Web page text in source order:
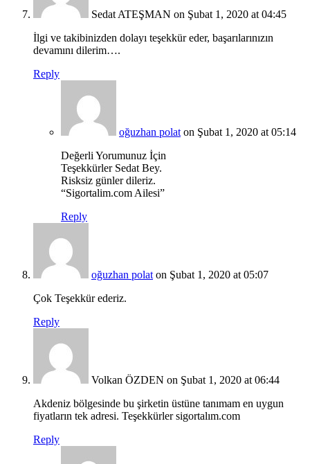
Sedat ATEŞMAN on Şubat 1, 2020 at 04:45
İlgi ve takibinizden dolayı teşekkür eder, başarılarınızın
devamını dilerim….
Reply
oğuzhan polat on Şubat 1, 2020 at 05:14
Değerli Yorumunuz İçin
Teşekkürler Sedat Bey.
Risksiz günler dileriz.
“Sigortalim.com Ailesi”
Reply
oğuzhan polat on Şubat 1, 2020 at 05:07
Çok Teşekkür ederiz.
Reply
Volkan ÖZDEN on Şubat 1, 2020 at 06:44
Akdeniz bölgesinde bu şirketin üstüne tanımam en uygun
fiyatların tek adresi. Teşekkürler sigortalım.com
Reply